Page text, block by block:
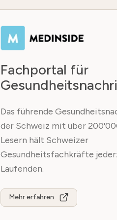
Fachportal für
Das führende
der Schweiz mit über
Lesern hält Schweizer
Gesundheitsfachkräfte
Laufenden.
Mehr erfahren